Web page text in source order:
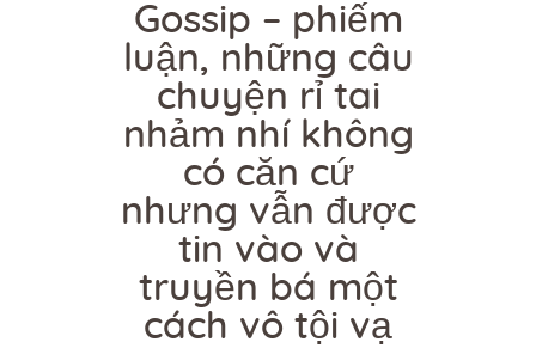
Gossip – phiếm
luận, những câu
chuyện rỉ tai
nhảm nhí không
có căn cứ
nhưng vẫn được
tin vào và
truyền bá một
cách vô tội vạ